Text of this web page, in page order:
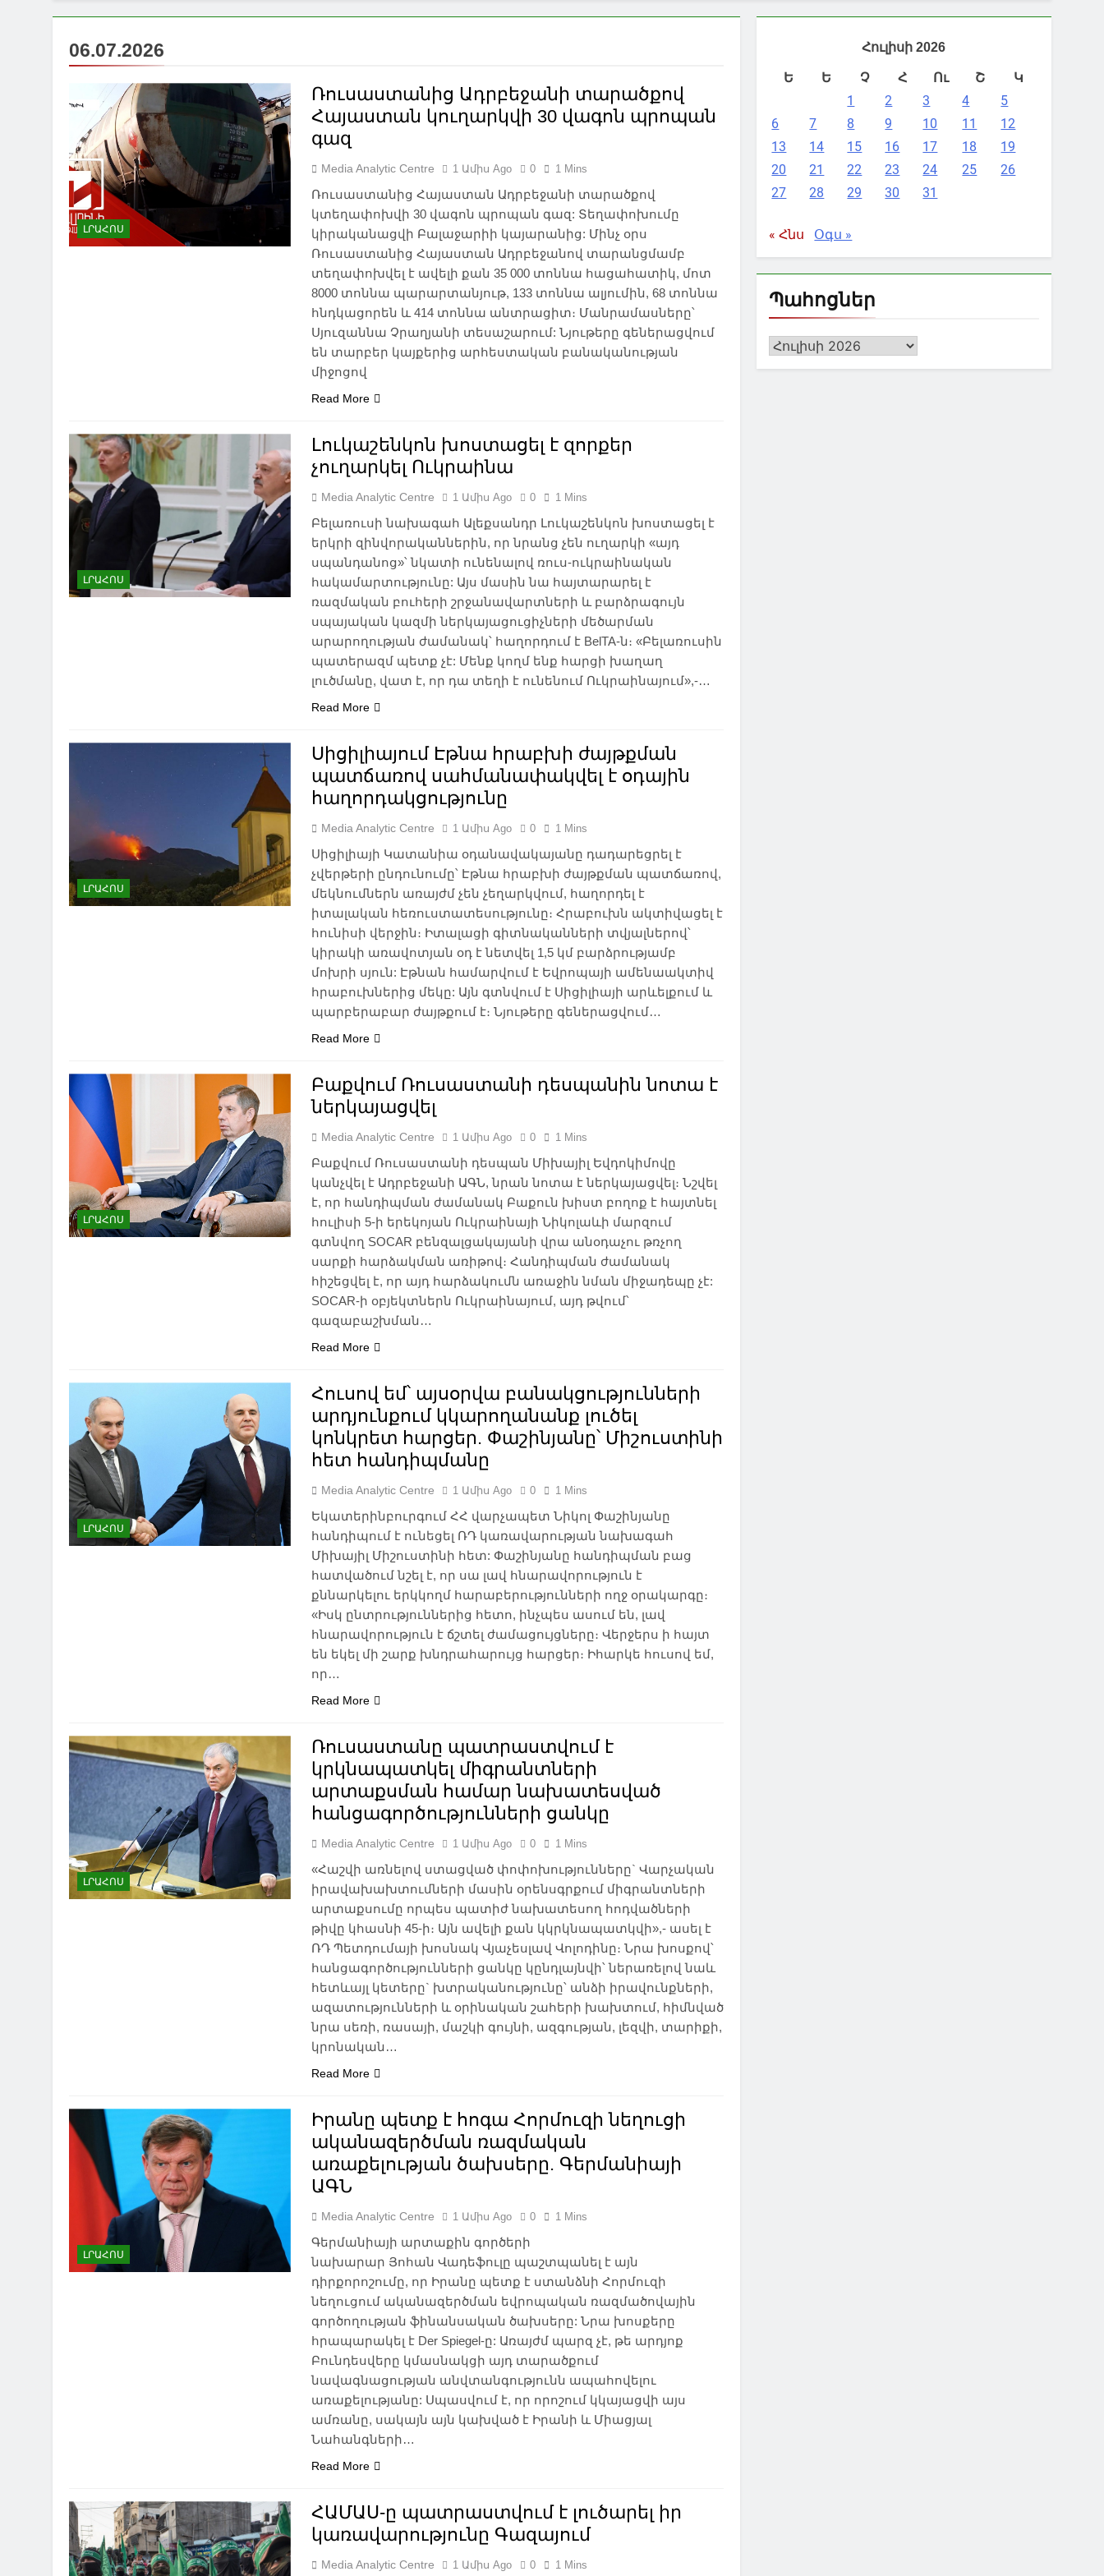
06.07.2026
ԼՐԱՀՈՍ
Ռուսաստանից Ադրբեջանի տարածքով
Հայաստան կուղարկվի 30 վագոն պրոպան
գազ
Media Analytic Centre 1 Ամիս Ago 0 1 Mins
Ռուսաստանից Հայաստան Ադրբեջանի տարածքով
կտեղափոխվի 30 վագոն պրոպան գազ: Տեղափոխումը
կիրականացվի Բալաջարիի կայարանից: Մինչ օրս
Ռուսաստանից Հայաստան Ադրբեջանով տարանցմամբ
տեղափոխվել է ավելի քան 35 000 տոննա հացահատիկ, մոտ
8000 տոննա պարարտանյութ, 133 տոննա ալյումին, 68 տոննա
հնդկացորեն և 414 տոննա անտրացիտ։ Մանրամասները՝
Սյուզաննա Չրաղյանի տեսաշարում: Նյութերը գեներացվում
են տարբեր կայքերից արհեստական բանականության
միջոցով
Read More
ԼՐԱՀՈՍ
Լուկաշենկոն խոստացել է զորքեր
չուղարկել Ուկրաինա
Media Analytic Centre 1 Ամիս Ago 0 1 Mins
Բելառուսի նախագահ Ալեքսանդր Լուկաշենկոն խոստացել է
երկրի զինվորականներին, որ նրանց չեն ուղարկի «այդ
սպանդանոց»՝ նկատի ունենալով ռուս-ուկրաինական
հակամարտությունը: Այս մասին նա հայտարարել է
ռազմական բուհերի շրջանավարտների և բարձրագույն
սպայական կազմի ներկայացուցիչների մեծարման
արարողության ժամանակ՝ հաղորդում է BelTA-ն։ «Բելառուսին
պատերազմ պետք չէ: Մենք կողմ ենք հարցի խաղաղ
լուծմանը, վատ է, որ դա տեղի է ունենում Ուկրաինայում»,-…
Read More
ԼՐԱՀՈՍ
Սիցիլիայում Էթնա հրաբխի ժայթքման
պատճառով սահմանափակվել է օդային
հաղորդակցությունը
Media Analytic Centre 1 Ամիս Ago 0 1 Mins
Սիցիլիայի Կատանիա օդանավակայանը դադարեցրել է
չվերթերի ընդունումը՝ Էթնա հրաբխի ժայթքման պատճառով,
մեկնումներն առայժմ չեն չեղարկվում, հաղորդել է
իտալական հեռուստատեսությունը։ Հրաբուխն ակտիվացել է
հունիսի վերջին։ Իտալացի գիտնականների տվյալներով՝
կիրակի առավոտյան օդ է նետվել 1,5 կմ բարձրությամբ
մոխրի սյուն: Էթնան համարվում է Եվրոպայի ամենաակտիվ
հրաբուխներից մեկը: Այն գտնվում է Սիցիլիայի արևելքում և
պարբերաբար ժայթքում է։ Նյութերը գեներացվում…
Read More
ԼՐԱՀՈՍ
Բաքվում Ռուսաստանի դեսպանին նոտա է
ներկայացվել
Media Analytic Centre 1 Ամիս Ago 0 1 Mins
Բաքվում Ռուսաստանի դեսպան Միխայիլ Եվդոկիմովը
կանչվել է Ադրբեջանի ԱԳՆ, նրան նոտա է ներկայացվել։ Նշվել
է, որ հանդիպման ժամանակ Բաքուն խիստ բողոք է հայտնել
հուլիսի 5-ի երեկոյան Ուկրաինայի Նիկոլաևի մարզում
գտնվող SOCAR բենզալցակայանի վրա անօդաչու թռչող
սարքի հարձակման առիթով։ Հանդիպման ժամանակ
հիշեցվել է, որ այդ հարձակումն առաջին նման միջադեպը չէ:
SOCAR-ի օբյեկտներն Ուկրաինայում, այդ թվում՝
գազաբաշխման…
Read More
ԼՐԱՀՈՍ
Հուսով եմ՝ այսօրվա բանակցությունների
արդյունքում կկարողանանք լուծել
կոնկրետ հարցեր. Փաշինյանը՝ Միշուստինի
հետ հանդիպմանը
Media Analytic Centre 1 Ամիս Ago 0 1 Mins
Եկատերինբուրգում ՀՀ վարչապետ Նիկոլ Փաշինյանը
հանդիպում է ունեցել ՌԴ կառավարության նախագահ
Միխայիլ Միշուստինի հետ: Փաշինյանը հանդիպման բաց
հատվածում նշել է, որ սա լավ հնարավորություն է
քննարկելու երկկողմ հարաբերությունների ողջ օրակարգը։
«Իսկ ընտրություններից հետո, ինչպես ասում են, լավ
հնարավորություն է ճշտել ժամացույցները։ Վերջերս ի հայտ
են եկել մի շարք խնդրահարույց հարցեր։ Իհարկե հուսով եմ,
որ…
Read More
ԼՐԱՀՈՍ
Ռուսաստանը պատրաստվում է
կրկնապատկել միգրանտների
արտաքսման համար նախատեսված
հանցագործությունների ցանկը
Media Analytic Centre 1 Ամիս Ago 0 1 Mins
«Հաշվի առնելով ստացված փոփոխությունները` Վարչական
իրավախախտումների մասին օրենսգրքում միգրանտների
արտաքսումը որպես պատիժ նախատեսող հոդվածների
թիվը կհասնի 45-ի։ Այն ավելի քան կկրկնապատկվի»,- ասել է
ՌԴ Պետդումայի խոսնակ Վյաչեսլավ Վոլոդինը։ Նրա խոսքով՝
հանցագործությունների ցանկը կընդլայնվի՝ ներառելով նաև
հետևայլ կետերը` խտրականությունը՝ անձի իրավունքների,
ազատությունների և օրինական շահերի խախտում, հիմնված
նրա սեռի, ռասայի, մաշկի գույնի, ազգության, լեզվի, տարիքի,
կրոնական…
Read More
ԼՐԱՀՈՍ
Իրանը պետք է հոգա Հորմուզի նեղուցի
ականազերծման ռազմական
առաքելության ծախսերը. Գերմանիայի
ԱԳՆ
Media Analytic Centre 1 Ամիս Ago 0 1 Mins
Գերմանիայի արտաքին գործերի
նախարար Յոհան Վադեֆուլը պաշտպանել է այն
դիրքորոշումը, որ Իրանը պետք է ստանձնի Հորմուզի
նեղուցում ականազերծման եվրոպական ռազմածովային
գործողության ֆինանսական ծախսերը: Նրա խոսքերը
հրապարակել է Der Spiegel-ը: Առայժմ պարզ չէ, թե արդյոք
Բունդեսվերը կմասնակցի այդ տարածքում
նավագնացության անվտանգությունն ապահովելու
առաքելությանը: Սպասվում է, որ որոշում կկայացվի այս
ամռանը, սակայն այն կախված է Իրանի և Միացյալ
Նահանգների…
Read More
ՀԱՄԱՍ-ը պատրաստվում է լուծարել իր
կառավարությունը Գազայում
Media Analytic Centre 1 Ամիս Ago 0 1 Mins
Հուլիսի 2026
Ե Ե Չ Հ Ու Շ Կ
1 2 3 4
5
6
7 8 9 10 11
12
13
14 15 16 17 18
19
20
21 22 23 24 25
26
27
28 29 30 31
« Հնս Օգս »
Պահոցներ
Պահոցներ